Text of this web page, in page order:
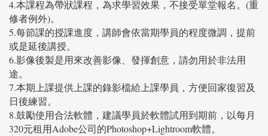
4.本課程為帶狀課程，為求學習效果，不接受單堂報名。(重
修者例外)。
5.每節課的授課進度，講師會依當期學員的程度微調，提前
或是延後講授。
6.影像後製是用來改善影像、發揮創意，請勿用於非法用
途。
7.本期上課提供上課的錄影檔給上課學員，方便回家復習及
日後練習。
8.鼓勵使用合法軟體，建議學員於軟體試用到期前，以每月
320元租用Adobe公司的Photoshop+Lightroom軟體。